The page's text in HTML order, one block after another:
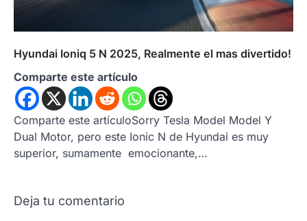
Hyundai Ioniq 5 N 2025, Realmente el mas divertido!
Comparte este artículo
Comparte este artículoSorry Tesla Model Model Y
Dual Motor, pero este Ionic N de Hyundai es muy
superior, sumamente emocionante,…
Deja tu comentario